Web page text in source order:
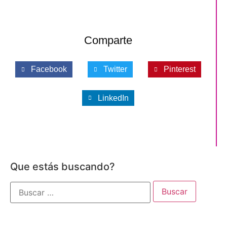
Comparte
Facebook Twitter Pinterest
LinkedIn
Que estás buscando?